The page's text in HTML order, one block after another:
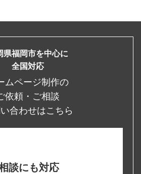
県福岡市を中心に
全国対応
ムページ制作の
依頼・ご相談
合わせはこちら
談にも対応